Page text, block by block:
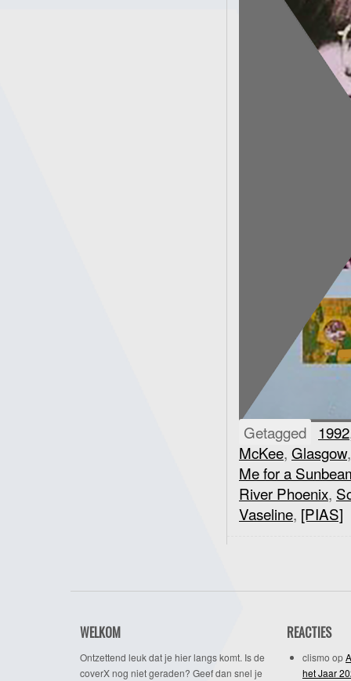
Getagged 1992
McKee, Glasgow
Me for a
River Phoenix,
Vaseline, [PIAS]
WELKOM
Ontzettend leuk dat je hier langs komt. Is de
coverX nog niet geraden? Geef dan snel je
REACTIES
clismo op
het Jaar